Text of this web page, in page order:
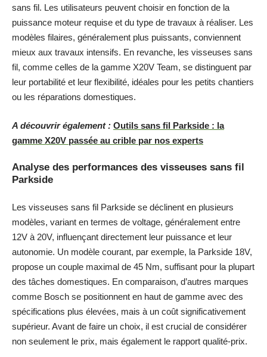
sans fil. Les utilisateurs peuvent choisir en fonction de la
puissance moteur requise et du type de travaux à réaliser. Les
modèles filaires, généralement plus puissants, conviennent
mieux aux travaux intensifs. En revanche, les visseuses sans
fil, comme celles de la gamme X20V Team, se distinguent par
leur portabilité et leur flexibilité, idéales pour les petits chantiers
ou les réparations domestiques.
A découvrir également : Outils sans fil Parkside : la
gamme X20V passée au crible par nos experts
Analyse des performances des visseuses sans fil
Parkside
Les visseuses sans fil Parkside se déclinent en plusieurs
modèles, variant en termes de voltage, généralement entre
12V à 20V, influençant directement leur puissance et leur
autonomie. Un modèle courant, par exemple, la Parkside 18V,
propose un couple maximal de 45 Nm, suffisant pour la plupart
des tâches domestiques. En comparaison, d’autres marques
comme Bosch se positionnent en haut de gamme avec des
spécifications plus élevées, mais à un coût significativement
supérieur. Avant de faire un choix, il est crucial de considérer
non seulement le prix, mais également le rapport qualité-prix.